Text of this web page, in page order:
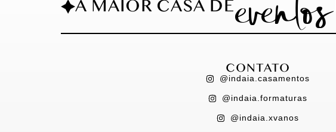
A MAIOR CASA DE
CONTATO
@indaia.casamentos
@indaia.formaturas
@indaia.xvanos